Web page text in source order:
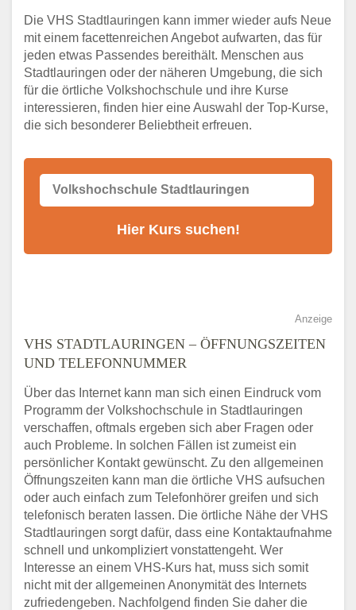
Abendschule Stadtlauringen Kurssuche
VHS Stadtlauringen Kurse
VHS Stadtlauringen – Öffnungszeiten und
Telefonnummer
Stellenangebote der Volkshochschule
Stadtlauringen
Alternativen zum VHS Programm 2026 in
Die VHS Stadtlauringen kann immer wieder aufs Neue
mit einem facettenreichen Angebot aufwarten, das für
jeden etwas Passendes bereithält. Menschen aus
Stadtlauringen oder der näheren Umgebung, die sich
für die örtliche Volkshochschule und ihre Kurse
interessieren, finden hier eine Auswahl der Top-Kurse,
die sich besonderer Beliebtheit erfreuen.
Anzeige
VHS STADTLAURINGEN – ÖFFNUNGSZEITEN
UND TELEFONNUMMER
Über das Internet kann man sich einen Eindruck vom
Programm der Volkshochschule in Stadtlauringen
verschaffen, oftmals ergeben sich aber Fragen oder
auch Probleme. In solchen Fällen ist zumeist ein
persönlicher Kontakt gewünscht. Zu den allgemeinen
Öffnungszeiten kann man die örtliche VHS aufsuchen
oder auch einfach zum Telefonhörer greifen und sich
telefonisch beraten lassen. Die örtliche Nähe der VHS
Stadtlauringen sorgt dafür, dass eine Kontaktaufnahme
schnell und unkompliziert vonstattengeht. Wer
Interesse an einem VHS-Kurs hat, muss sich somit
nicht mit der allgemeinen Anonymität des Internets
zufriedengeben. Nachfolgend finden Sie daher die